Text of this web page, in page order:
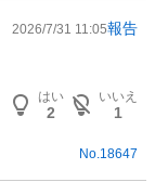
2026/7/31 11:05報告
はい
2
いいえ
1
No.18647